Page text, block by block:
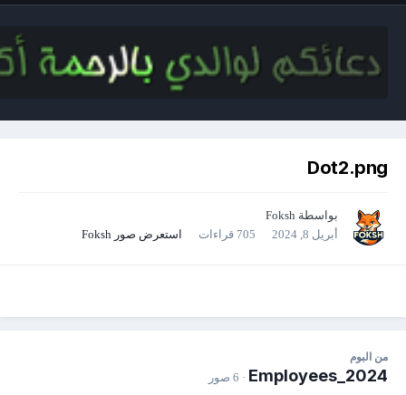
Dot2.png
بواسطة Foksh
أبريل 8, 2024
705 قراءات استعرض صور Foksh
من البوم
Employees_2024 · 6 صور